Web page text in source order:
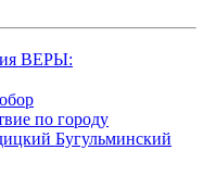
ВЕРЫ:
по городу
Бугульминский